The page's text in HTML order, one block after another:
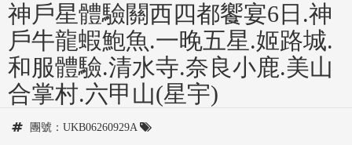
神戶星體驗關西四都饗宴6日.神
戶牛龍蝦鮑魚.一晚五星.姬路城.
和服體驗.清水寺.奈良小鹿.美山
合掌村.六甲山(星宇)
團號：UKB06260929A